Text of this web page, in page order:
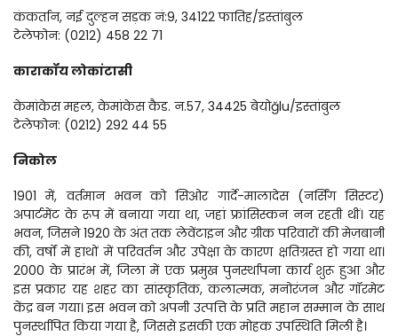
कंकर्तान, नई दुल्हन सड़क नं:9, 34122 फातिह/इस्तांबुल
टेलेफोन: (0212) 458 22 71
काराकॉय लोकांटासी
केमांकेस महल, केमांकेस कैड. न.57, 34425 बेयोğlu/इस्तांबुल
टेलेफोन: (0212) 292 44 55
निकोल
1901 में, वर्तमान भवन को सिओर गार्दे-मालादेस (नर्सिंग सिस्टर)
अपार्टमेंट के रूप में बनाया गया था, जहां फ्रांसिस्कन नन रहती थीं। यह
भवन, जिसने 1920 के अंत तक लेवेंटाइन और ग्रीक परिवारों की मेज़बानी
की, वर्षों में हाथों में परिवर्तन और उपेक्षा के कारण क्षतिग्रस्त हो गया था।
2000 के प्रारंभ में, जिला में एक प्रमुख पुनर्स्थापना कार्य शुरू हुआ और
इस प्रकार यह शहर का सांस्कृतिक, कलात्मक, मनोरंजन और गॉरमेट
केंद्र बन गया। इस भवन को अपनी उत्पत्ति के प्रति महान सम्मान के साथ
पुनर्स्थापित किया गया है, जिससे इसकी एक मोहक उपस्थिति मिली है।